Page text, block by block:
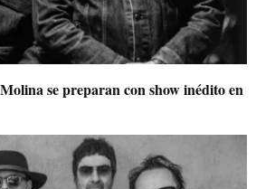
se preparan con show inédito en